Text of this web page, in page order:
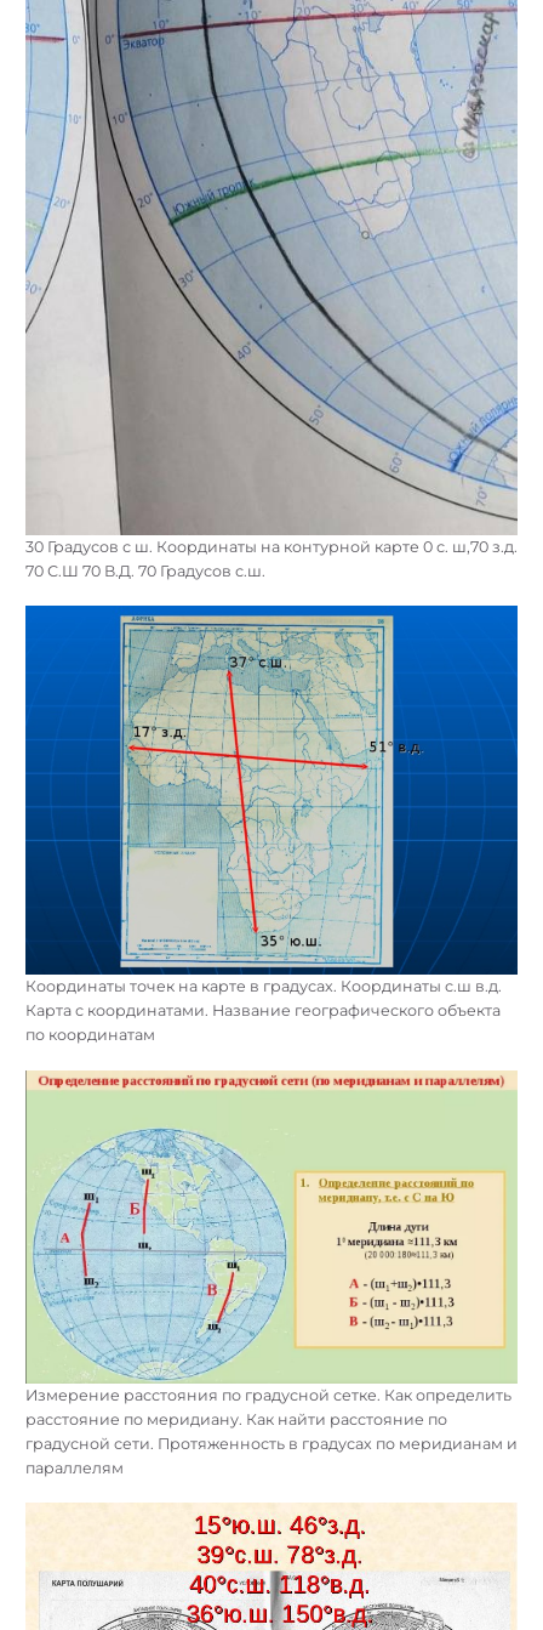
30 Градусов с ш. Координаты на контурной карте 0 с. ш,70 з.д.
70 С.Ш 70 В.Д. 70 Градусов с.ш.
Координаты точек на карте в градусах. Координаты с.ш в.д.
Карта с координатами. Название географического объекта
по координатам
Измерение расстояния по градусной сетке. Как определить
расстояние по меридиану. Как найти расстояние по
градусной сети. Протяженность в градусах по меридианам и
параллелям